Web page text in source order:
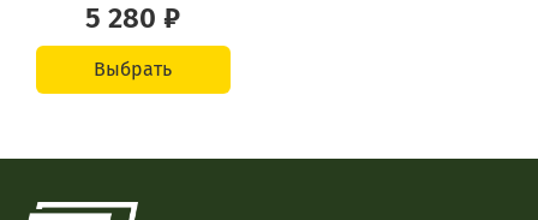
5 280 ₽
Выбрать